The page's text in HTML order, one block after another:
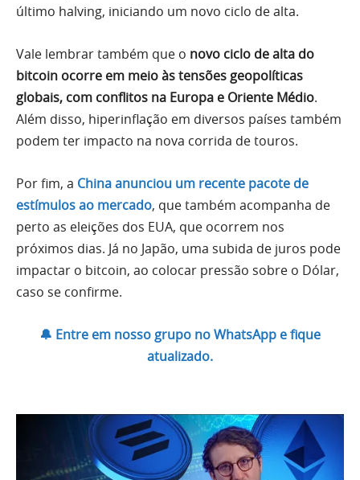
último halving, iniciando um novo ciclo de alta.
Vale lembrar também que o novo ciclo de alta do
bitcoin ocorre em meio às tensões geopolíticas
globais, com conflitos na Europa e Oriente Médio.
Além disso, hiperinflação em diversos países também
podem ter impacto na nova corrida de touros.
Por fim, a China anunciou um recente pacote de
estímulos ao mercado, que também acompanha de
perto as eleições dos EUA, que ocorrem nos
próximos dias. Já no Japão, uma subida de juros pode
impactar o bitcoin, ao colocar pressão sobre o Dólar,
caso se confirme.
🔔 Entre em nosso grupo no WhatsApp e fique
atualizado.